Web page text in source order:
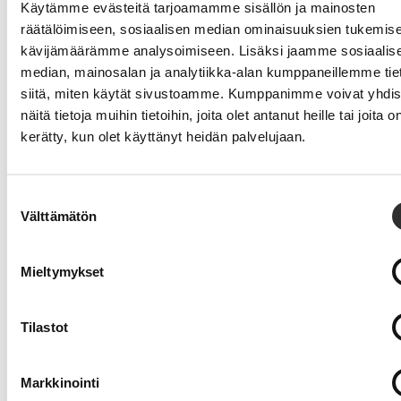
Käytämme evästeitä tarjoamamme sisällön ja mainosten
räätälöimiseen, sosiaalisen median ominaisuuksien
kävijämäärämme analysoimiseen. Lisäksi jaamme
median, mainosalan ja analytiikka-alan kumppaneillemme
siitä, miten käytät sivustoamme. Kumppanimme voivat
näitä tietoja muihin tietoihin, joita olet antanut heille tai joita
kerätty, kun olet käyttänyt heidän palvelujaan.
valinta
Välttämätön
Mieltymykset
Tilastot
Markkinointi
kyrkans arbete
Kyrkan får finansiering från staten för sina så kallade
samhälleliga uppgifter, såsom begravnings-verksamhet,
underhåll av kulturhistoriskt viktiga byggnader och vissa
folkbokföringsuppgifter. Begravningskostnaderna utgör
92 % av kostnaderna för dessa uppgifter, cirka 157
finansiering, men utöver detta tas 7 %, dvs. cirka 12,2
in från kyrkans medlemmar används för samhälleliga
Genom att täcka begravningsverksamhetens